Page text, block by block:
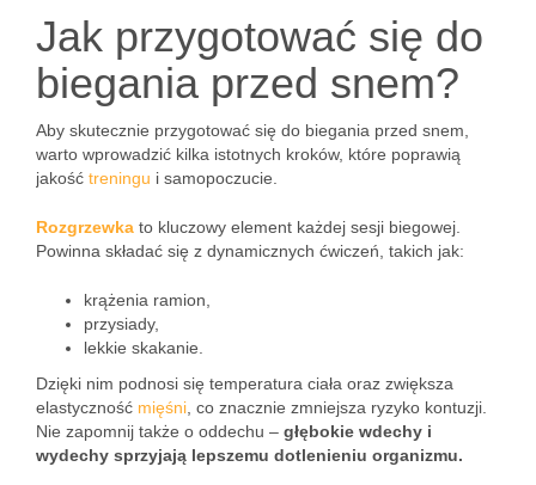
Jak przygotować się do
biegania przed snem?
Aby skutecznie przygotować się do biegania przed snem,
warto wprowadzić kilka istotnych kroków, które poprawią
jakość treningu i samopoczucie.
Rozgrzewka to kluczowy element każdej sesji biegowej.
Powinna składać się z dynamicznych ćwiczeń, takich jak:
krążenia ramion,
przysiady,
lekkie skakanie.
Dzięki nim podnosi się temperatura ciała oraz zwiększa
elastyczność mięśni , co znacznie zmniejsza ryzyko kontuzji.
Nie zapomnij także o oddechu – głębokie wdechy i
wydechy sprzyjają lepszemu dotlenieniu organizmu.